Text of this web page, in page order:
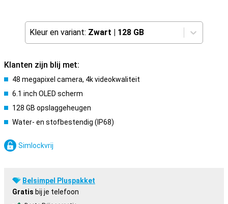
Kleur en variant: Zwart | 128 GB
Klanten zijn blij met:
48 megapixel camera, 4k videokwaliteit
6.1 inch OLED scherm
128 GB opslaggeheugen
Water- en stofbestendig (IP68)
Simlockvrij
Belsimpel Pluspakket
Gratis bij je telefoon